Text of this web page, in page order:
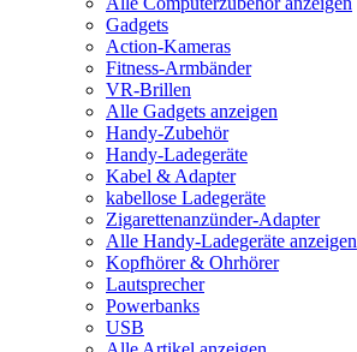
Gadgets
Action-Kameras
Fitness-Armbänder
VR-Brillen
Alle Gadgets anzeigen
Handy-Zubehör
Handy-Ladegeräte
Kabel & Adapter
kabellose Ladegeräte
Zigarettenanzünder-Adapter
Alle Handy-Ladegeräte anzeigen
Kopfhörer & Ohrhörer
Lautsprecher
Powerbanks
USB